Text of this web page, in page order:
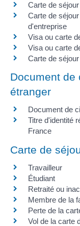
Carte de
Carte de
d'entreprise
Visa ou carte
Visa ou carte
Carte de
Document de
étranger
Document de
Titre d'identité
France
Carte de
Travailleur
Étudiant
Retraité ou
Membre de la
Perte de la
Vol de la carte